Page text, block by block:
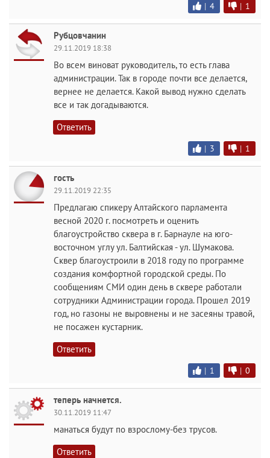
| 4 | 1
Рубцовчанин
29.11.2019 18:38
Во всем виноват руководитель, то есть глава
администрации. Так в городе почти все делается,
вернее не делается. Какой вывод нужно сделать
все и так догадываются.
Ответить
| 3 | 1
гость
29.11.2019 22:35
Предлагаю спикеру Алтайского парламента
весной 2020 г. посмотреть и оценить
благоустройство сквера в г. Барнауле на юго-
восточном углу ул. Балтийская - ул. Шумакова.
Сквер благоустроили в 2018 году по программе
создания комфортной городской среды. По
сообщениям СМИ один день в сквере работали
сотрудники Администрации города. Прошел 2019
год, но газоны не выровнены и не засеяны травой,
не посажен кустарник.
Ответить
| 1 | 0
теперь начнется.
30.11.2019 11:47
манаться будут по взрослому-без трусов.
Ответить